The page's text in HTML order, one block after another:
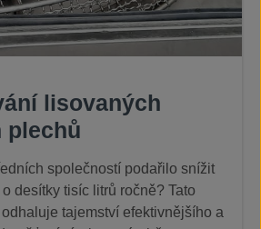
lisovaných
plechů
společností podařilo snížit
desítky tisíc litrů ročně? Tato
tajemství efektivnějšího a